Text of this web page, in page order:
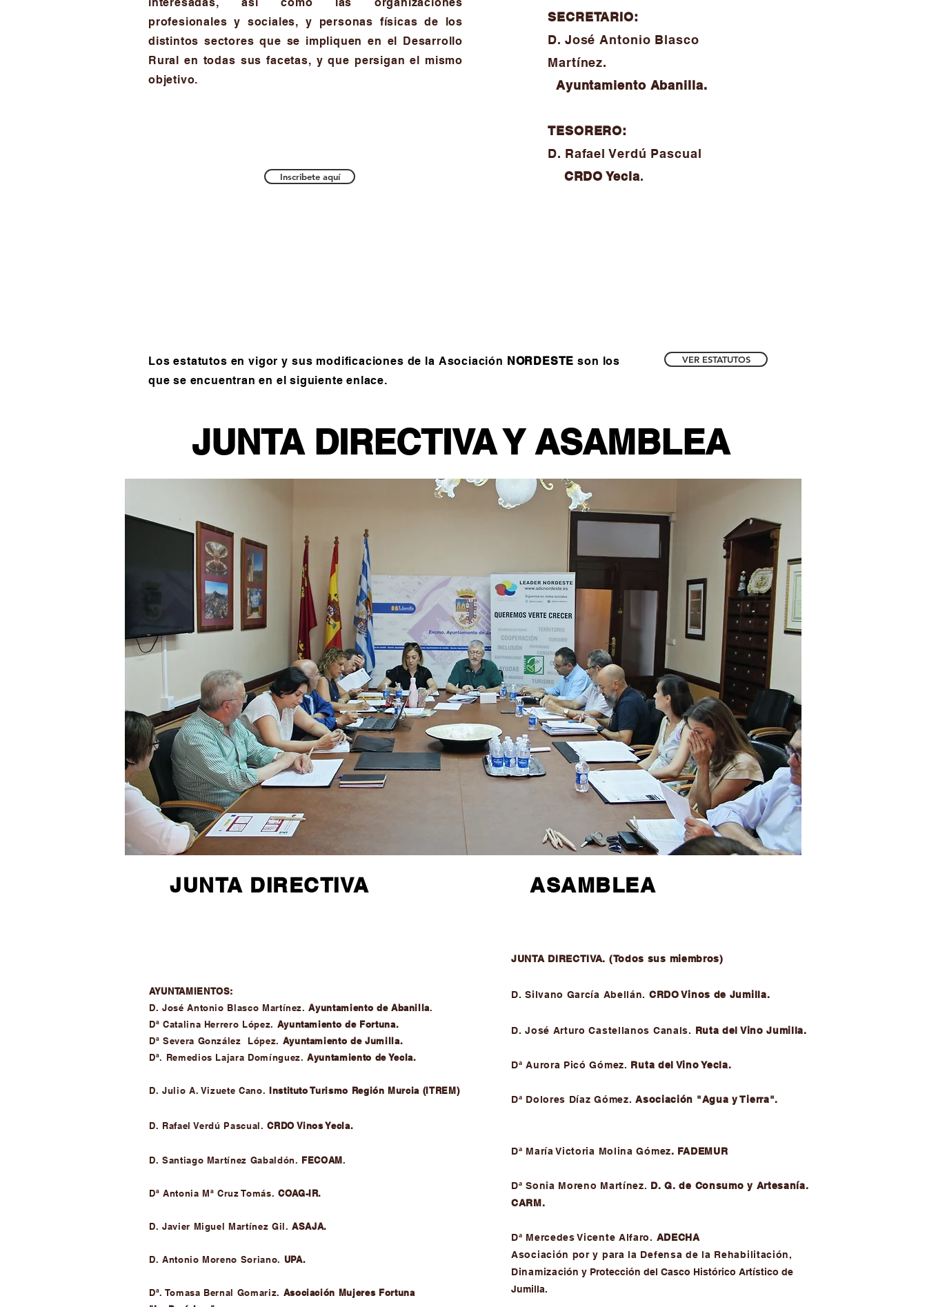
profesionales y sociales, y personas físicas de los
distintos sectores que se impliquen en el Desarrollo
Rural en todas sus facetas, y que persigan el mismo
objetivo.
SECRETARIO:
D. José Antonio Blasco
Martínez.
Ayuntamiento Abanilla.
TESORERO:
D. Rafael Verdú Pascual
CRDO Yecla.
Inscribete aquí
Los estatutos en vigor y sus modificaciones de la Asociación NORDESTEson los
que se encuentran en el siguiente enlace.
VER ESTATUTOS
JUNTA DIRECTIVA Y ASAMBLEA
JUNTA DIRECTIVA ASAMBLEA
AYUNTAMIENTOS:
D. José Antonio Blasco Martínez.Ayuntamiento de Abanilla.
Dª Catalina Herrero López. Ayuntamiento de Fortuna.
Dª Severa González López. Ayuntamiento de Jumilla.
Dª. Remedios Lajara Domínguez.Ayuntamiento de Yecla.
D. Julio A. Vizuete Cano. Instituto Turismo Región Murcia (ITREM)
D. Rafael Verdú Pascual.CRDO Vinos Yecla.
D. Santiago Martínez Gabaldón. FECOAM.
Dª Antonia Mª Cruz Tomás. COAG-IR.
D. Javier Miguel Martínez Gil.ASAJA.
D. Antonio Moreno Soriano. UPA.
Dª. Tomasa Bernal Gomariz. Asociación MujeresFortuna
JUNTA DIRECTIVA. (Todos sus miembros)
D. Silvano García Abellán. CRDO Vinos de Jumilla.
D. José Arturo Castellanos Canals. Ruta del Vino Jumilla.
Dª Aurora Picó Gómez. Ruta del Vino Yecla.
Dª Dolores Díaz Gómez. Asociación "Agua y Tierra".
Dª María Victoria Molina Gómez. FADEMUR
Dª Sonia Moreno Martínez. D. G. de Consumo y Artesanía.
CARM.
Dª Mercedes Vicente Alfaro. ADECHA
Asociación por y para la Defensa de la Rehabilitación,
Dinamización y Protección del Casco Histórico Artístico de
Jumilla.